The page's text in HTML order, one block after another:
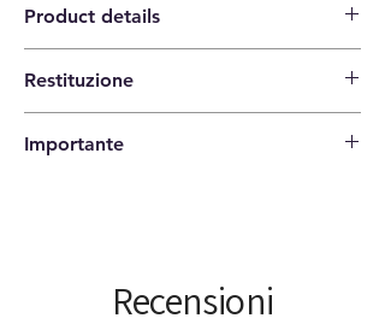
Product details
Category
Brand
Restituzione
L'acquirente paga le spese di spedizione.
Importante
Recensioni